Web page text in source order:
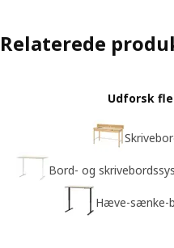
Relaterede
Udforsk
Bord- og
Hæve-sænke-